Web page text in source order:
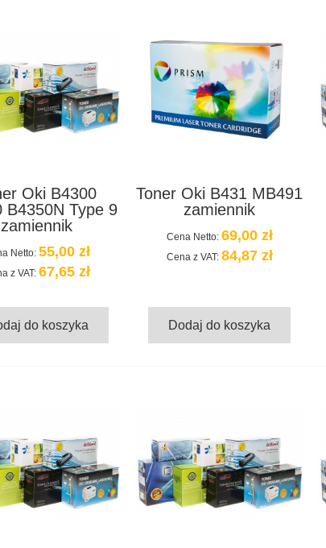
Oki B4300
B4350N Type 9
zamiennik
Netto: 55,00 zł
z VAT: 67,65 zł
do koszyka
Toner Oki B431 MB491
zamiennik
Cena Netto: 69,00 zł
Cena z VAT: 84,87 zł
Dodaj do koszyka